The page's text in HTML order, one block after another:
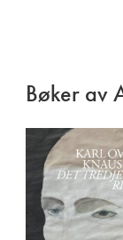
Wiig
Bøker av